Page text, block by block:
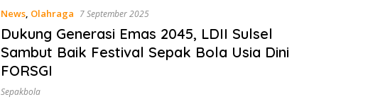
News, Olahraga 7 September 2025
Dukung Generasi Emas 2045, LDII Sulsel
Sambut Baik Festival Sepak Bola Usia Dini
FORSGI
Sepakbola